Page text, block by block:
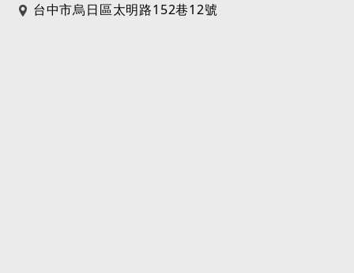
台中市烏日區太明路152巷12號